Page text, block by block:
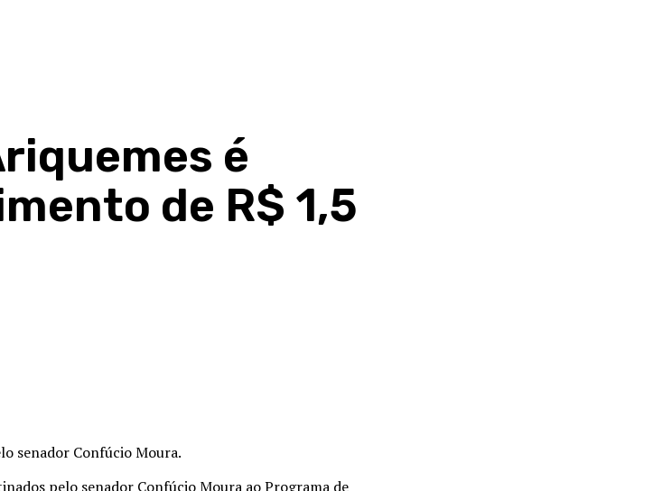
é
de R$ 1,5
senador Confúcio Moura.
pelo senador Confúcio Moura ao Programa de